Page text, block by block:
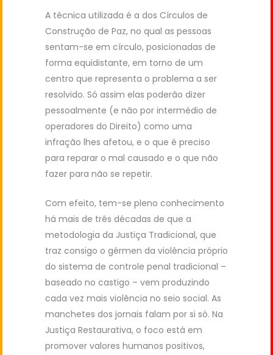
A técnica utilizada é a dos Círculos de
Construção de Paz, no qual as pessoas
sentam-se em círculo, posicionadas de
forma equidistante, em torno de um
centro que representa o problema a ser
resolvido. Só assim elas poderão dizer
pessoalmente (e não por intermédio de
operadores do Direito) como uma
infração lhes afetou, e o que é preciso
para reparar o mal causado e o que não
fazer para não se repetir.
Com efeito, tem-se pleno conhecimento
há mais de três décadas de que a
metodologia da Justiça Tradicional, que
traz consigo o gérmen da violência próprio
do sistema de controle penal tradicional –
baseado no castigo – vem produzindo
cada vez mais violência no seio social. As
manchetes dos jornais falam por si só. Na
Justiça Restaurativa, o foco está em
promover valores humanos positivos,